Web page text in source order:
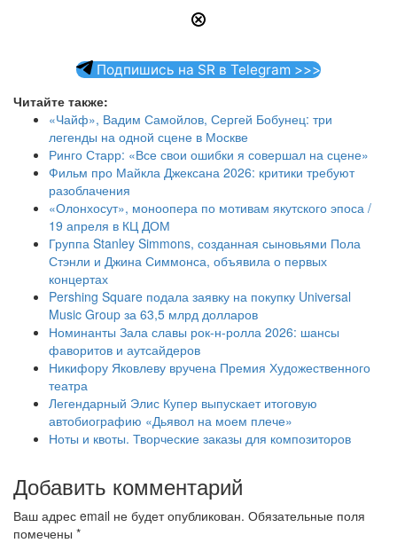
Подпишись на SR в Telegram >>>
Читайте также:
«Чайф», Вадим Самойлов, Сергей Бобунец: три
легенды на одной сцене в Москве
Ринго Старр: «Все свои ошибки я совершал на сцене»
Фильм про Майкла Джексана 2026: критики требуют
разоблачения
«Олонхосут», моноопера по мотивам якутского эпоса /
19 апреля в КЦ ДОМ
Группа Stanley Simmons, созданная сыновьями Пола
Стэнли и Джина Симмонса, объявила о первых
концертах
Pershing Square подала заявку на покупку Universal
Music Group за 63,5 млрд долларов
Номинанты Зала славы рок-н-ролла 2026: шансы
фаворитов и аутсайдеров
Никифору Яковлеву вручена Премия Художественного
театра
Легендарный Элис Купер выпускает итоговую
автобиографию «Дьявол на моем плече»
Ноты и квоты. Творческие заказы для композиторов
Добавить комментарий
Ваш адрес email не будет опубликован. Обязательные поля
помечены *